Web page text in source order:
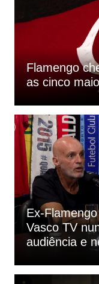
Flamengo
as cinco
Ex-
Vasco TV
audiência e